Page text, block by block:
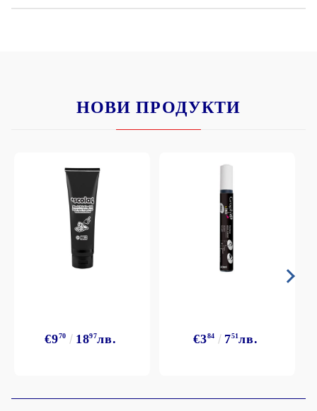
НОВИ ПРОДУКТИ
€970 1897лв. €384 751лв.